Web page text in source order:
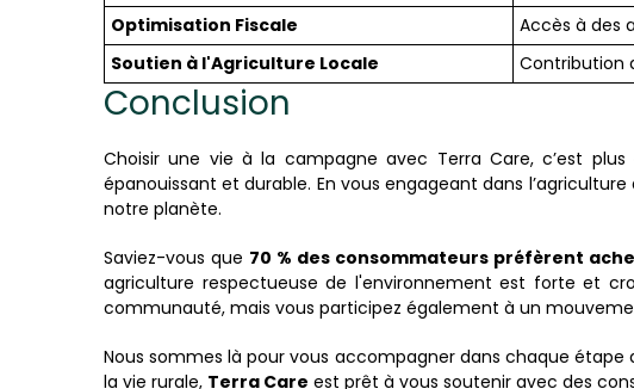
Optimisation Fiscale
Accès à des
Soutien à l'Agriculture Locale
Contribution
Conclusion
Choisir une vie à la campagne avec Terra Care, c’est
épanouissant et durable. En vous engageant dans
notre planète.
Saviez-vous que 70 % des consommateurs préfèrent
agriculture respectueuse de l'environnement est forte et
communauté, mais vous participez également à un
Nous sommes là pour vous accompagner dans chaque
la vie rurale, Terra Care est prêt à vous soutenir avec des